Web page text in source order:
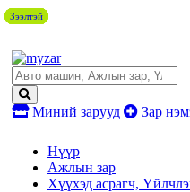
Миний зарууд Зар
Нүүр
Ажлын зар
Хүүхэд асрагч,
Зээлтэй
Зээлтэй
Зээлтэй
Зээлтэй
Зээлтэй
Зээлтэй
Зээлтэй
Зээлтэй
Зээлтэй
Зээлтэй
Зээлтэй